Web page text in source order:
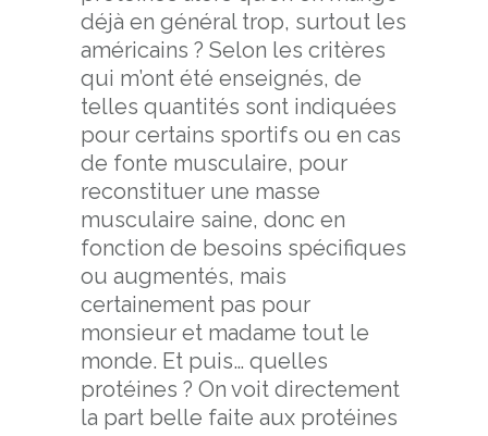
déjà en général trop, surtout les
américains ? Selon les critères
qui m’ont été enseignés, de
telles quantités sont indiquées
pour certains sportifs ou en cas
de fonte musculaire, pour
reconstituer une masse
musculaire saine, donc en
fonction de besoins spécifiques
ou augmentés, mais
certainement pas pour
monsieur et madame tout le
monde. Et puis… quelles
protéines ? On voit directement
la part belle faite aux protéines